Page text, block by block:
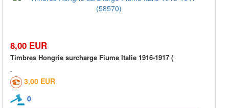
8,00 EUR
Timbres Hongrie surcharge Fiume Italie 1916-1917 (
3,00 EUR
0